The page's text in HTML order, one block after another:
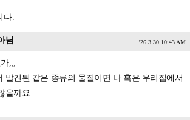
다.
님 '26.3.30 10:43 AM
,,,
발견된 같은 종류의 물질이면 나 혹은 우리집에서
을까요